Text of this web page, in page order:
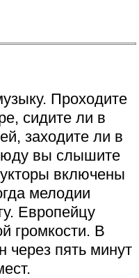
Проходите
сидите ли в
заходите ли в
вы слышите
включены
мелодии
Европейцу
громкости. В
через пять минут